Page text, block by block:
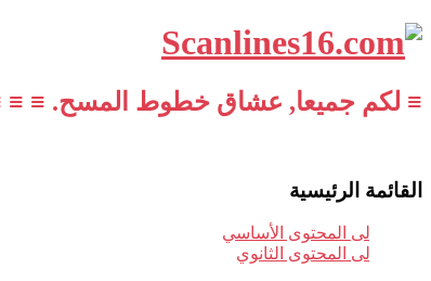
≡ لكم جميعا, عشاق خطوط المسح. ≡ ≡
القائمة الرئيسية
تخطي إلى المحتوى الأساسي
تخطي إلى المحتوى الثانوي